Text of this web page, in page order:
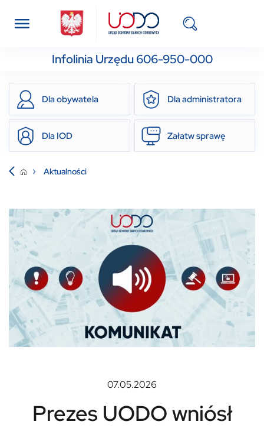
Infolinia Urzędu 606-950-000
Dla obywatela Dla administratora
Dla IOD Załatw sprawę
Aktualności
07.05.2026
Prezes UODO wniósł